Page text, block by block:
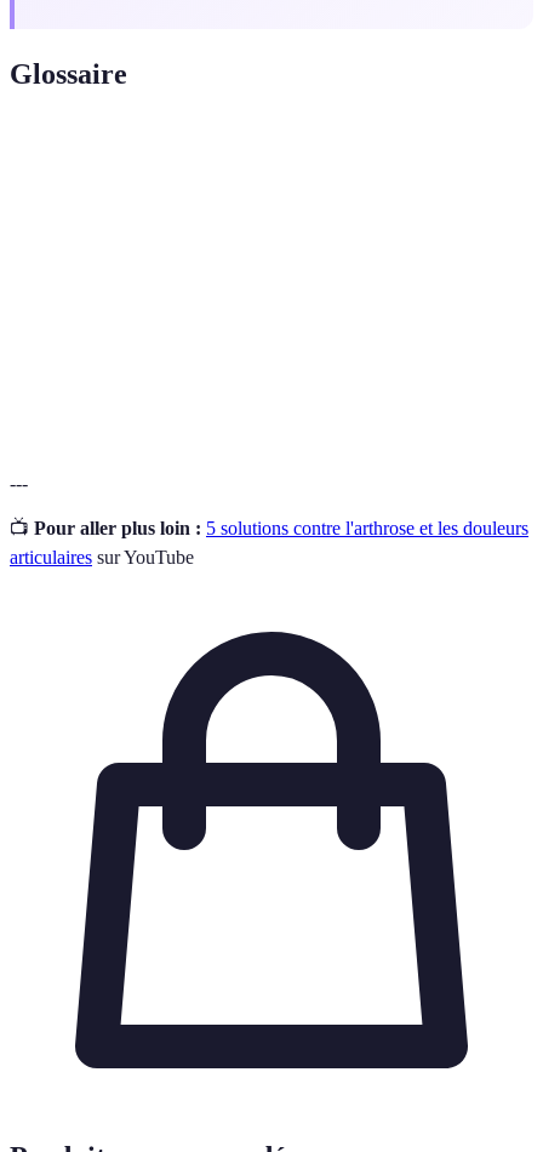
Glossaire
---
📺 Pour aller plus loin : 5 solutions contre l'arthrose et les douleurs
articulaires sur YouTube